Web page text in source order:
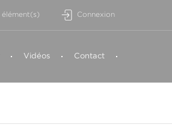
élément(s) Connexion
Vidéos Contact